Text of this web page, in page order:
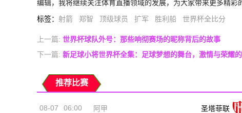
编辑，我将继续关注体育直播领域的发展，为大家带来更多精彩
标签： 射箭 郑智 顶级球员 扩军 胜利船 世界杯全比分
上一篇: 世界杯球队外号：那些响彻赛场的昵称背后的故事
下一篇: 新足球小将世界杯全集：足球梦想的舞台，激情与荣耀
推荐比赛
08-07 06:00 阿甲 圣塔菲联